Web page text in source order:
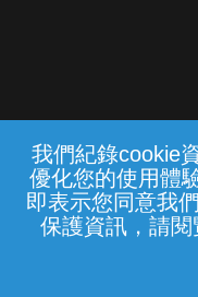
我們紀錄cookie
優化您的使用體
即表示您同意我
保護資訊，請閱
常見問題 線上客
中華電信股
(統一編